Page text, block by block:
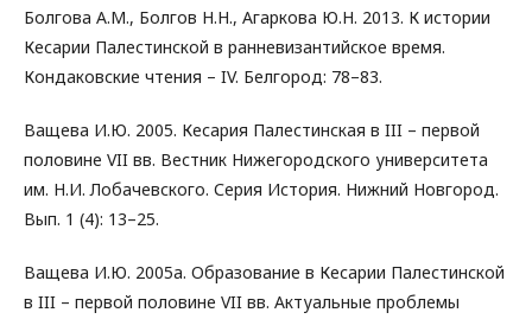
Болгова А.М., Болгов Н.Н., Агаркова Ю.Н. 2013. К истории
Кесарии Палестинской в ранневизантийское время.
Кондаковские чтения – IV. Белгород: 78–83.
Ващева И.Ю. 2005. Кесария Палестинская в III – первой
половине VII вв. Вестник Нижегородского университета
им. Н.И. Лобачевского. Серия История. Нижний Новгород.
Вып. 1 (4): 13–25.
Ващева И.Ю. 2005а. Образование в Кесарии Палестинской
в III – первой половине VII вв. Актуальные проблемы